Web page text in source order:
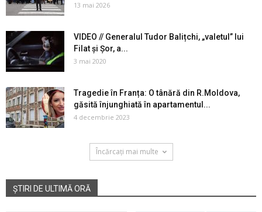
13 mai 2026
VIDEO // Generalul Tudor Balițchi, „valetul” lui
Filat și Șor, a...
3 mai 2020
Tragedie în Franța: O tânără din R.Moldova,
găsită înjunghiată în apartamentul...
4 decembrie 2023
Încărcați mai multe
ȘTIRI DE ULTIMĂ ORĂ